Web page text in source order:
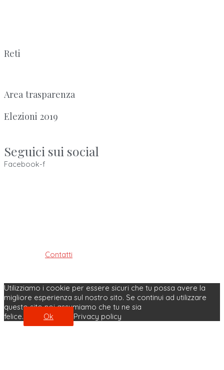
Reti
Area trasparenza
Elezioni 2019
Seguici sui social
Facebook-f
Contatti
Utilizziamo i cookie per essere sicuri che tu possa avere la
migliore esperienza sul nostro sito. Se continui ad utilizzare
questo sito noi assumiamo che tu ne sia
felice.
Ok Privacy policy